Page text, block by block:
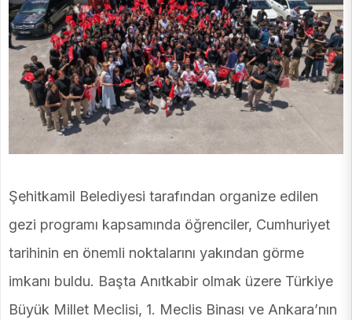
Şehitkamil Belediyesi tarafından organize edilen
gezi programı kapsamında öğrenciler, Cumhuriyet
tarihinin en önemli noktalarını yakından görme
imkanı buldu. Başta Anıtkabir olmak üzere Türkiye
Büyük Millet Meclisi, 1. Meclis Binası ve Ankara’nın